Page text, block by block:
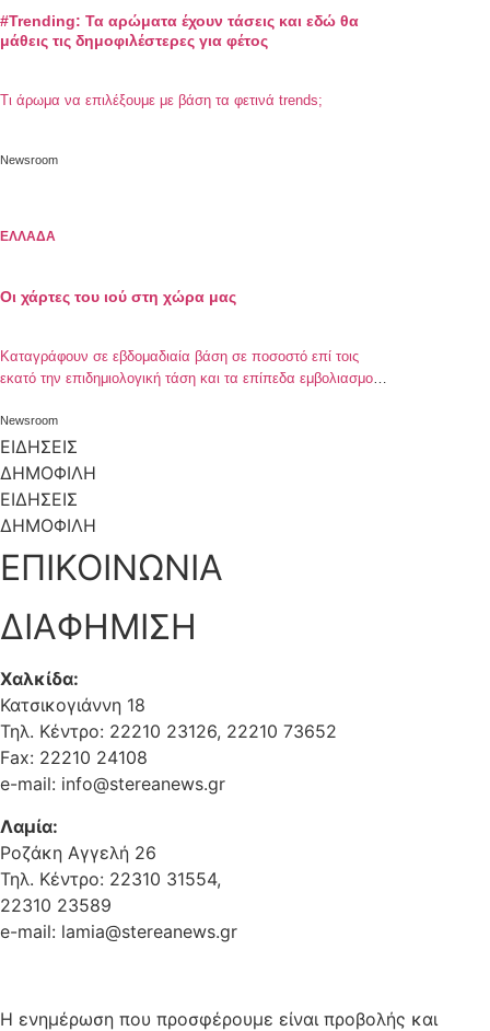
#Trending: Τα αρώματα έχουν τάσεις και εδώ θα
μάθεις τις δημοφιλέστερες για φέτος
Τι άρωμα να επιλέξουμε με βάση τα φετινά trends;
Newsroom
ΕΛΛΑΔΑ
Οι χάρτες του ιού στη χώρα μας
Καταγράφουν σε εβδομαδιαία βάση σε ποσοστό επί τοις
εκατό την επιδημιολογική τάση και τα επίπεδα εμβολιασμού
Newsroom
ΕΙΔΗΣΕΙΣ
ΔΗΜΟΦΙΛΗ
ΕΙΔΗΣΕΙΣ
ΔΗΜΟΦΙΛΗ
ΕΠΙΚΟΙΝΩΝΙΑ
ΔΙΑΦΗΜΙΣΗ
Χαλκίδα:
Κατσικογιάννη 18
Τηλ. Κέντρο: 22210 23126, 22210 73652
Fax: 22210 24108
e-mail: info@stereanews.gr
Λαμία:
Ροζάκη Αγγελή 26
Τηλ. Κέντρο: 22310 31554,
22310 23589
e-mail: lamia@stereanews.gr
Η ενημέρωση που προσφέρουμε είναι προβολής και